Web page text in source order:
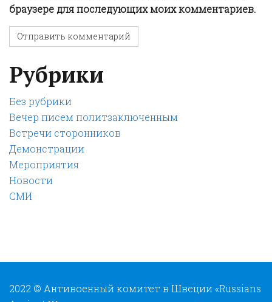
браузере для последующих моих комментариев.
Рубрики
Без рубрики
Вечер писем политзаключенным
Встречи сторонников
Демонстрации
Мероприятия
Новости
СМИ
2022 © Антивоенный комитет в Швеции «Russians